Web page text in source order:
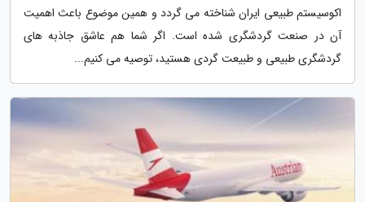
اکوسیستم طبیعی ایران شناخته می گردد و همین موضوع باعث اهمیت
آن در صنعت گردشگری شده است. اگر شما هم عاشق جاذبه های
گردشگری طبیعی و طبیعت گردی هستید، توصیه می کنیم...